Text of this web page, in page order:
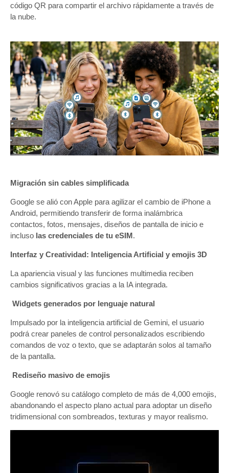
código QR para compartir el archivo rápidamente a través de
la nube.
Migración sin cables simplificada
Google se alió con Apple para agilizar el cambio de iPhone a
Android, permitiendo transferir de forma inalámbrica
contactos, fotos, mensajes, diseños de pantalla de inicio e
incluso las credenciales de tu eSIM.
Interfaz y Creatividad: Inteligencia Artificial y emojis 3D
La apariencia visual y las funciones multimedia reciben
cambios significativos gracias a la IA integrada.
Widgets generados por lenguaje natural
Impulsado por la inteligencia artificial de Gemini, el usuario
podrá crear paneles de control personalizados escribiendo
comandos de voz o texto, que se adaptarán solos al tamaño
de la pantalla.
Rediseño masivo de emojis
Google renovó su catálogo completo de más de 4,000 emojis,
abandonando el aspecto plano actual para adoptar un diseño
tridimensional con sombreados, texturas y mayor realismo.